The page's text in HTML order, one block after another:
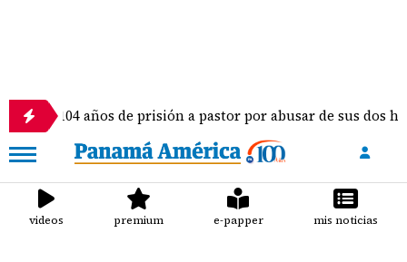
años de prisión a pastor por abusar de sus dos hijas e
videos premium e-papper mis noticias